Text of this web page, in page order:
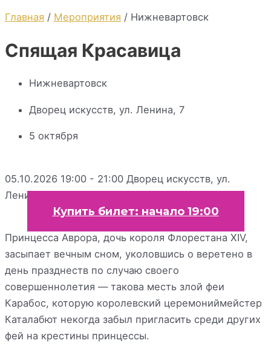
Главная / Мероприятия / Нижневартовск
Спящая Красавица
Нижневартовск
Дворец искусств, ул. Ленина, 7
5 октября
05.10.2026 19:00 - 21:00 Дворец искусств, ул.
Ленина, 7
Купить билет: начало 19:00
Принцесса Аврора, дочь короля Флорестана XIV,
засыпает вечным сном, уколовшись о веретено в
день празднеств по случаю своего
совершеннолетия — такова месть злой феи
Карабос, которую королевский церемониймейстер
Каталабют некогда забыл пригласить среди других
фей на крестины принцессы.